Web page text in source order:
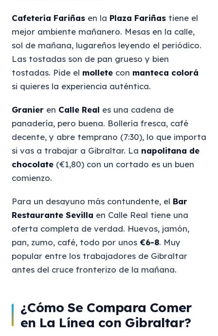
Cafetería Fariñas en la Plaza Fariñas tiene el
mejor ambiente mañanero. Mesas en la calle,
sol de mañana, lugareños leyendo el periódico.
Las tostadas son de pan grueso y bien
tostadas. Pide el mollete con manteca colorá
si quieres la experiencia auténtica.
Granier en Calle Real es una cadena de
panadería, pero buena. Bollería fresca, café
decente, y abre temprano (7:30), lo que importa
si vas a trabajar a Gibraltar. La napolitana de
chocolate (€1,80) con un cortado es un buen
comienzo.
Para un desayuno más contundente, el Bar
Restaurante Sevilla en Calle Real tiene una
oferta completa de verdad. Huevos, jamón,
pan, zumo, café, todo por unos €6-8. Muy
popular entre los trabajadores de Gibraltar
antes del cruce fronterizo de la mañana.
¿Cómo Se Compara Comer
en La Línea con Gibraltar?